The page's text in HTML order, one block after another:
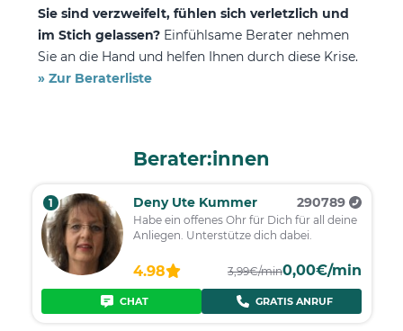
Sie sind verzweifelt, fühlen sich verletzlich und
im Stich gelassen? Einfühlsame Berater nehmen
Sie an die Hand und helfen Ihnen durch diese Krise.
» Zur Beraterliste
Berater:innen
1 Deny Ute Kummer 290789
Habe ein offenes Ohr für Dich für all deine
Anliegen. Unterstütze dich dabei.
4.98 3,99€/min0,00€/min
CHAT GRATIS ANRUF